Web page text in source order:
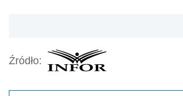
Źródło: